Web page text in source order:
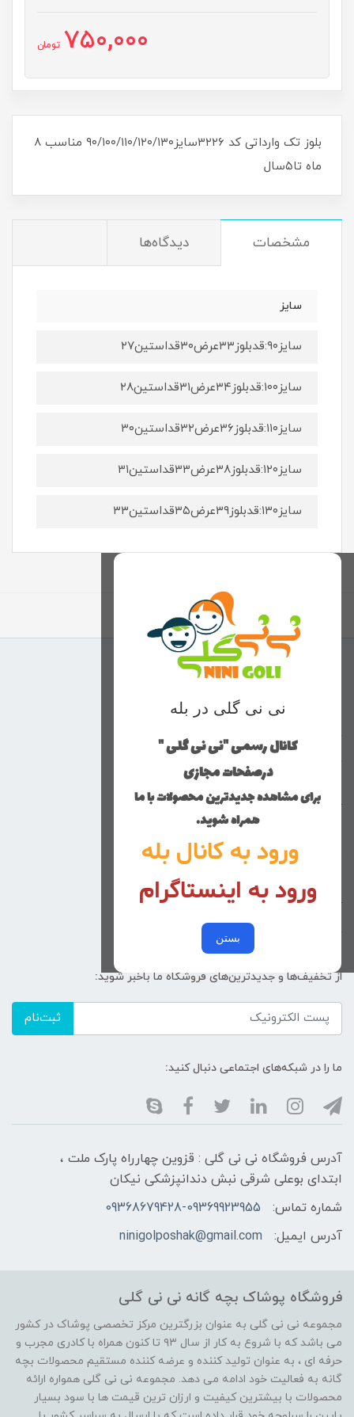
750,000 تومان
بلوز تک وارداتی کد ۳۲۲۶سایز۹۰/۱۰۰/۱۱۰/۱۲۰/۱۳۰ مناسب ۸
ماه تا۵سال
مشخصات دیدگاه‌ها
سایز
سایز۹۰:قدبلوز۳۳عرض۳۰قداستین۲۷
سایز۱۰۰:قدبلوز۳۴عرض۳۱قداستین۲۸
سایز۱۱۰:قدبلوز۳۶عرض۳۲قداستین۳۰
سایز۱۲۰:قدبلوز۳۸عرض۳۳قداستین۳۱
سایز۱۳۰:قدبلوز۳۹عرض۳۵قداستین۳۳
نی نی گلی در بله
کانال رسمی "نی نی گلی "
درصفحات مجازی
برای مشاهده جدیدترین محصولات با ما
همراه شوید.
ورود به کانال بله
ورود به اینستاگرام
بستن
برگشت به بالا
منوی وب‌سایت
خانه
کوچولوهای نی نی گلی
تماس با ما
کد پیگیری سفارشات
خرید عمده
از تخفیف‌ها و جدیدترین‌های فروشگاه ما باخبر شوید:
ثبت‌نام
ما را در شبکه‌های اجتماعی دنبال کنید:
آدرس فروشگاه نی نی گلی : قزوین چهارراه پارک ملت ،
ابتدای بوعلی شرقی نبش دندانپزشکی نیکان
شماره تماس:
09368679428-09369923955
آدرس ایمیل:
ninigolposhak@gmail.com
فروشگاه پوشاک بچه گانه نی نی گلی
مجموعه نی نی گلی به عنوان بزرگترین مرکز تخصصی پوشاک در کشور
می باشد که با شروع به کار از سال ۹۳ تا کنون همراه با کادری مجرب و
حرفه ای ، به عنوان تولید کننده و عرضه کننده مستقیم محصولات بچه
گانه به فعالیت خود ادامه می دهد. مجموعه نی نی گلی همواره ارائه
محصولات با بیشترین کیفیت و ارزان ترین قیمت ها با سود بسیار